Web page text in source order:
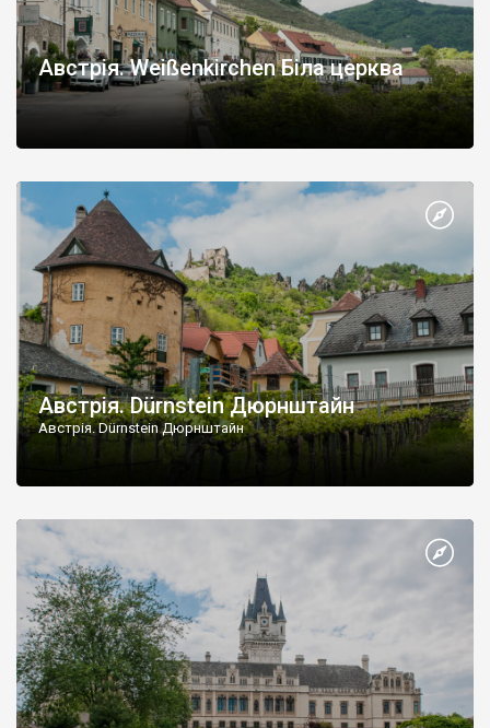
Австрія. Weißenkirchen Біла церква
Австрія. Dürnstein Дюрнштайн
Австрія. Dürnstein Дюрнштайн